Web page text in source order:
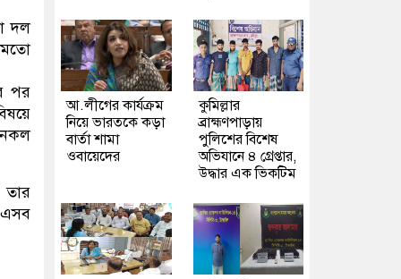
দল
মতো
পর
নকল
তার
এসব
আ.লীগের কার্যক্রম
নিয়ে ভারতকে কড়া
বার্তা শামা
ওবায়েদের
কুমিল্লার
ব্রাহ্মণপাড়ায়
পুলিশের বিশেষ
অভিযানে ৪ গ্রেপ্তার,
উদ্ধার এক ভিকটিম